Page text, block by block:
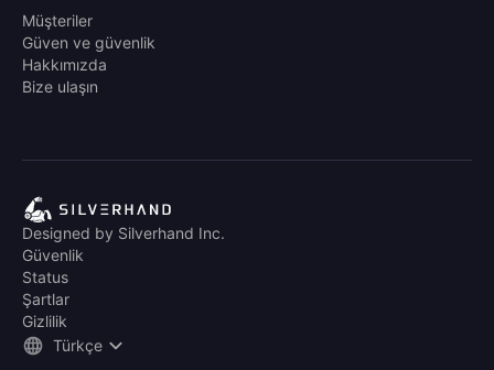
Müşteriler
Güven ve güvenlik
Hakkımızda
Bize ulaşın
Designed by Silverhand Inc.
Güvenlik
Status
Şartlar
Gizlilik
Türkçe